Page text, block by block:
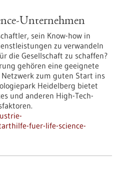
Unternehmen
sein Know-how in
zu verwandeln
die Gesellschaft zu schaffen?
gehören eine geeignete
zum guten Start ins
Heidelberg bietet
und anderen High-Tech-
fuer-life-science-